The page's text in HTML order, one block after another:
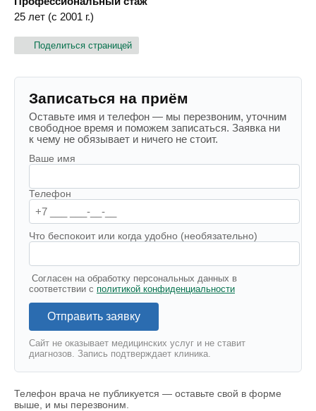
25 лет (с 2001 г.)
Поделиться страницей
Записаться на приём
Оставьте имя и телефон — мы перезвоним, уточним
свободное время и поможем записаться. Заявка ни
к чему не обязывает и ничего не стоит.
Ваше имя
Телефон
Что беспокоит или когда удобно (необязательно)
Согласен на обработку персональных данных в
соответствии с политикой конфиденциальности
Отправить заявку
Сайт не оказывает медицинских услуг и не ставит
диагнозов. Запись подтверждает клиника.
Телефон врача не публикуется — оставьте свой в форме
выше, и мы перезвоним.